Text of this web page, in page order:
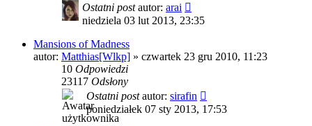
Ostatni postautor: arai
niedziela 03 lut 2013, 23:35
Mansions of Madness
autor: Matthias[Wlkp] » czwartek 23 gru 2010, 11:23
10 Odpowiedzi
23117 Odsłony
Ostatni postautor: sirafin
poniedziałek 07 sty 2013, 17:53